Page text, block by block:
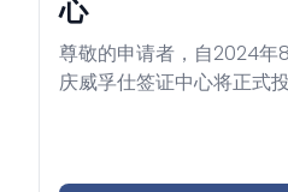
心
尊敬的申请者，自2024年
庆威孚仕签证中心将正式投